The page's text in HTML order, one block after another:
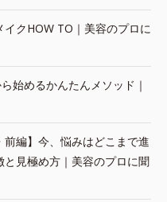
クHOW TO｜美容のプロに
始めるかんたんメソッド｜
前編】今、悩みはどこまで進
見極め方｜美容のプロに聞